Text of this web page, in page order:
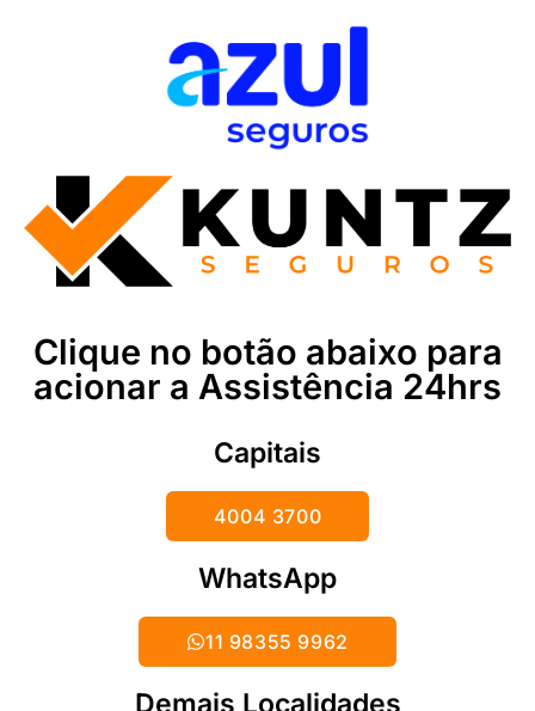
Clique no botão abaixo para
acionar a Assistência 24hrs
Capitais
4004 3700
WhatsApp
11 98355 9962
Demais Localidades